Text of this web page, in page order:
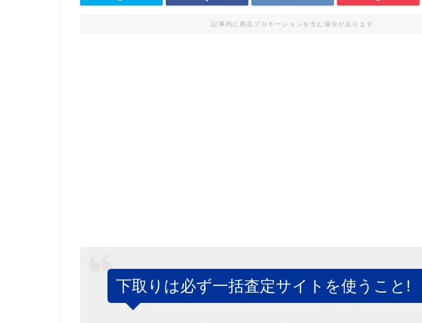
記事内に商品プロモーションを含む場合があります
下取りは必ず一括査定サイトを使うこと!